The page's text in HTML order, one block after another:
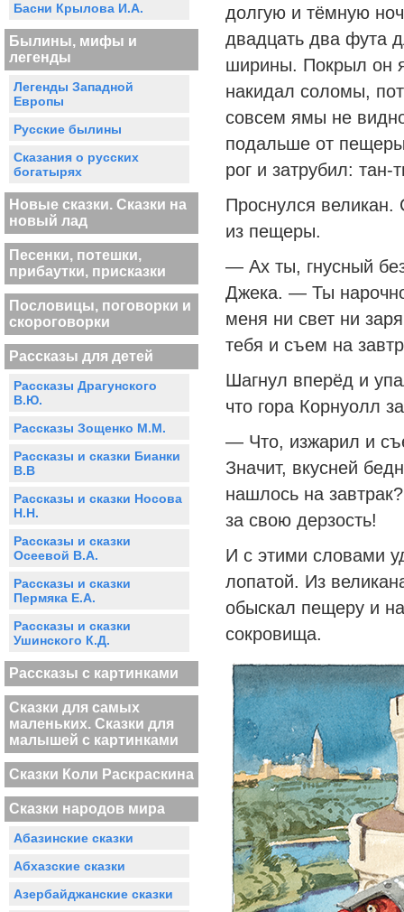
Басни Крылова И.А.
Былины, мифы и
легенды
Легенды Западной
Европы
Русские былины
Сказания о русских
богатырях
Новые сказки. Сказки на
новый лад
Песенки, потешки,
прибаутки, присказки
Пословицы, поговорки и
скороговорки
Рассказы для детей
Рассказы Драгунского
В.Ю.
Рассказы Зощенко М.М.
Рассказы и сказки Бианки
В.В
Рассказы и сказки Носова
Н.Н.
Рассказы и сказки
Осеевой В.А.
Рассказы и сказки
Пермяка Е.А.
Рассказы и сказки
Ушинского К.Д.
Рассказы с картинками
Сказки для самых
маленьких. Сказки для
малышей с картинками
Сказки Коли Раскраскина
Сказки народов мира
Абазинские сказки
Абхазские сказки
Азербайджанские сказки
долгую и тёмную
двадцать два фута
ширины. Покрыл он
накидал соломы,
совсем ямы не
подальше от
рог и затрубил: тан-
Проснулся великан.
из пещеры.
— Ах ты, гнусный
Джека. — Ты
меня ни свет ни
тебя и съем на
Шагнул вперёд и
что гора Корнуолл
— Что, изжарил и
Значит, вкусней
нашлось на
за свою дерзость!
И с этими словами
лопатой. Из
обыскал пещеру и
сокровища.